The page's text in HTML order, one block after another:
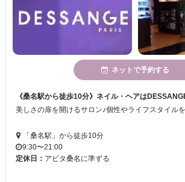
ネットで予約する
《桑名駅から徒歩10分》ネイル・ヘアは
「桑名駅」から徒歩10分
9:30〜21:00
定休日： アピタ桑名に準ずる